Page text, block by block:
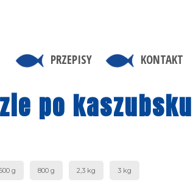
KONTAKT
PRZEPISY
po kaszubsku
g 800 g 2,3 kg 3 kg